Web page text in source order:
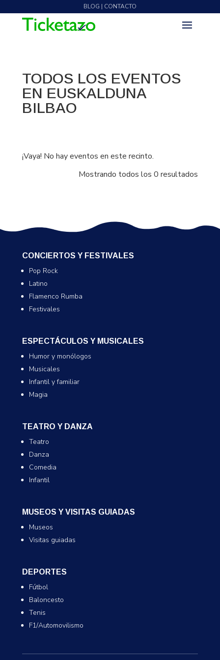
BLOG | CONTACTO
TODOS LOS EVENTOS
EN EUSKALDUNA
BILBAO
¡Vaya! No hay eventos en este recinto.
Mostrando todos los 0 resultados
CONCIERTOS Y FESTIVALES
Pop Rock
Latino
Flamenco Rumba
Festivales
ESPECTÁCULOS Y MUSICALES
Humor y monólogos
Musicales
Infantil y familiar
Magia
TEATRO Y DANZA
Teatro
Danza
Comedia
Infantil
MUSEOS Y VISITAS GUIADAS
Museos
Visitas guiadas
DEPORTES
Fútbol
Baloncesto
Tenis
F1/Automovilismo